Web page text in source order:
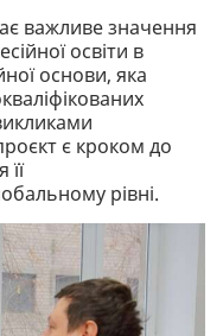
важливе значення
освіти в
основи, яка
є кроком до
рівні.